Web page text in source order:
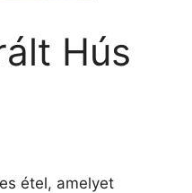
Hús
étel, amelyet